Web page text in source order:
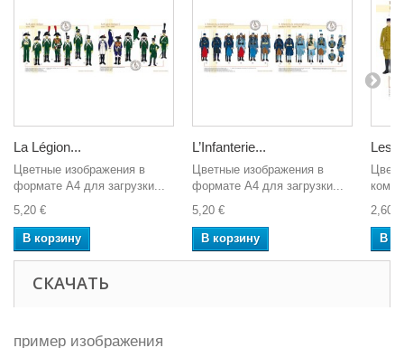
La Légion...
Цветные изображения в
формате А4 для загрузки...
5,20 €
В корзину
L’Infanterie...
Цветные изображения в
формате А4 для загрузки...
5,20 €
В корзину
Les...
Цвет
2,60 €
В
СКАЧАТЬ
пример изображения